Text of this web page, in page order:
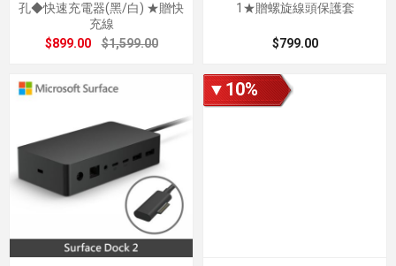
孔◆快速充電器(黑/白) ★贈快
充線
$899.00
$1,599.00
1★贈螺旋線頭保護套
$799.00
▼10%